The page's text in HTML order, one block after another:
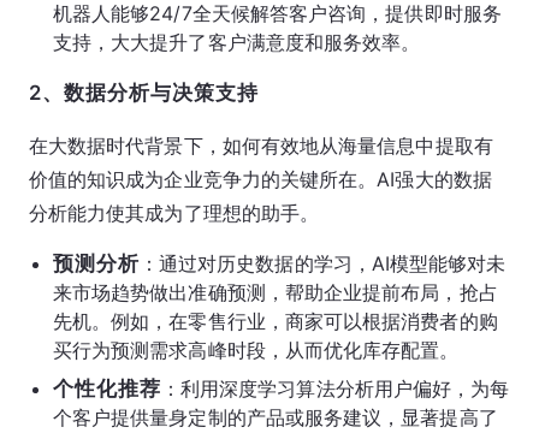
机器人能够24/7全天候解答客户咨询，提供即时服务
支持，大大提升了客户满意度和服务效率。
2、数据分析与决策支持
在大数据时代背景下，如何有效地从海量信息中提取有
价值的知识成为企业竞争力的关键所在。AI强大的数据
分析能力使其成为了理想的助手。
预测分析：通过对历史数据的学习，AI模型能够对未
来市场趋势做出准确预测，帮助企业提前布局，抢占
先机。例如，在零售行业，商家可以根据消费者的购
买行为预测需求高峰时段，从而优化库存配置。
个性化推荐 ：利用深度学习算法分析用户偏好，为每
个客户提供量身定制的产品或服务建议，显著提高了